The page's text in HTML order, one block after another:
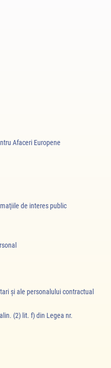
Afaceri Europene
de interes public
şi ale personalului contractual
(2) lit. f) din Legea nr.